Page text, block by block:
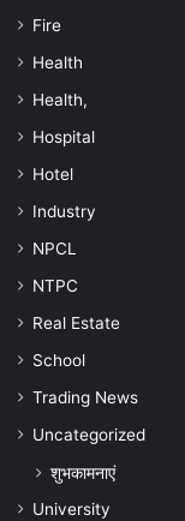
Fire
Health
Health,
Hospital
Hotel
Industry
NPCL
NTPC
Real Estate
School
Trading News
Uncategorized
शुभकामनाएं
University